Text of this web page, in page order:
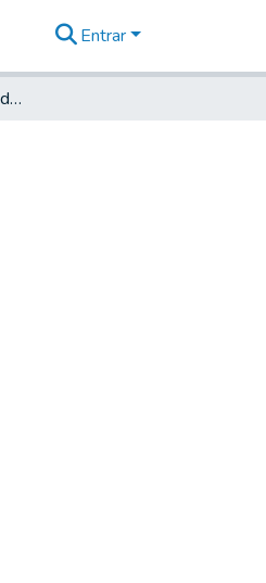
Entrar
Carta para o Capitão-mor de Mogi das Cruzes